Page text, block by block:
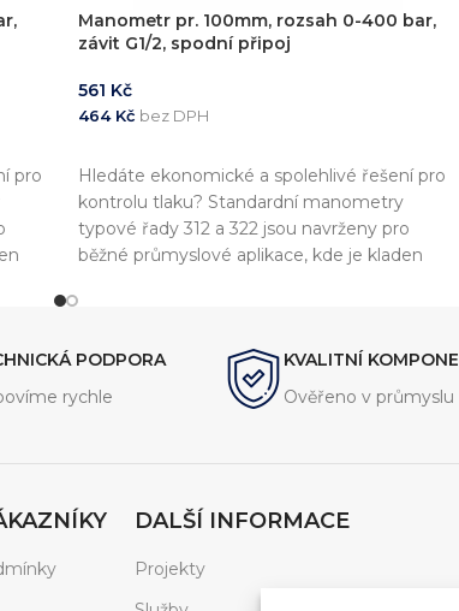
pro
Manometr pr. 100mm, rozsah 0-400 bar,
závit G1/2, spodní připoj
561 Kč
464 Kč bez DPH
Hledáte ekonomické a spolehlivé řešení pro
kontrolu tlaku? Standardní manometry
typové řady 312 a 322 jsou navrženy pro
běžné průmyslové aplikace, kde je kladen
PODPORA
rychle
KVALITNÍ
Ověřeno v průmyslu
DALŠÍ INFORMACE
Projekty